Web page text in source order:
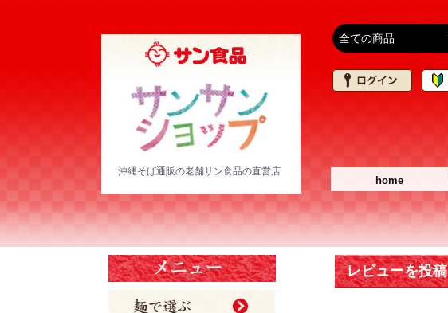
沖縄そば通販の老舗サン食品の直営店
home
レビューを投稿